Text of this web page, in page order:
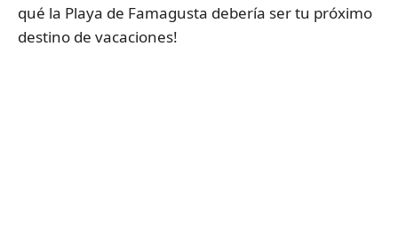
qué la Playa de Famagusta debería ser tu próximo
destino de vacaciones!